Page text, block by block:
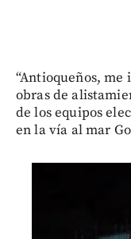
“Antioqueños,
obras de
de los equipos
en la vía al mar